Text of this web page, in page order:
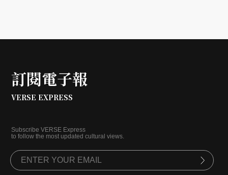
訂閱電子報
VERSE EXPRESS
Subscribe VERSE Express
to follow the most updated cultural views.